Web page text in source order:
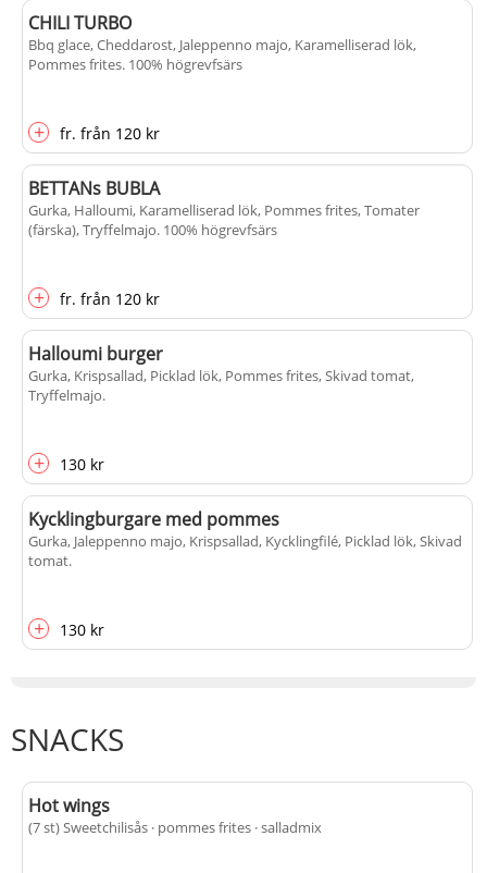
CHILI TURBO
Bbq glace, Cheddarost, Jaleppenno majo, Karamelliserad lök,
Pommes frites. 100% högrevfsärs
+ fr. från 120 kr
BETTANs BUBLA
Gurka, Halloumi, Karamelliserad lök, Pommes frites, Tomater
(färska), Tryffelmajo. 100% högrevfsärs
+ fr. från 120 kr
Halloumi burger
Gurka, Krispsallad, Picklad lök, Pommes frites, Skivad tomat,
Tryffelmajo.
+ 130 kr
Kycklingburgare med pommes
Gurka, Jaleppenno majo, Krispsallad, Kycklingfilé, Picklad lök, Skivad
tomat.
+ 130 kr
SNACKS
Hot wings
(7 st) Sweetchilisås · pommes frites · salladmix